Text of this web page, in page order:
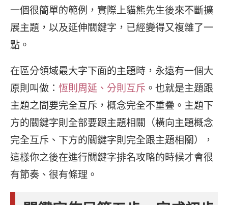
一個很簡單的範例，實際上貓熊先生後來不斷擴
展主題，以及延伸關鍵字，已經變得又複雜了一
點。
在區分領域最大字下面的主題時，永遠有一個大
原則叫做： 恆則周延、分則互斥 。也就是主題跟
主題之間要完全互斥，概念完全不重疊。主題下
方的關鍵字則全部要跟主題相關（橫向主題概念
完全互斥、下方的關鍵字則完全跟主題相關），
這樣你之後在進行關鍵字排名攻略的時候才會很
有節奏、很有條理。